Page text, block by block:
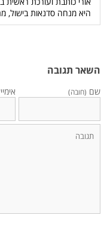
היא מנחה סדנאות בישול,
השאר תגובה
שם (חובה)